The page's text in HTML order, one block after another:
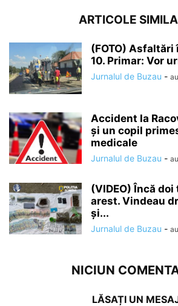
ARTICOLE
(FOTO) Asfaltări
10. Primar: Vor
Jurnalul de Buzau -
Accident la
și un copil
medicale
Jurnalul de Buzau -
(VIDEO) Încă
arest. Vindeau
și...
Jurnalul de Buzau -
NICIUN
LĂSAȚI UN